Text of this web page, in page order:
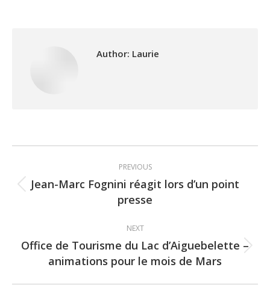
Author: Laurie
navigation
PREVIOUS
Previous
post:
Jean-Marc Fognini réagit lors d’un point
presse
NEXT
Next
post:
Office de Tourisme du Lac d’Aiguebelette –
animations pour le mois de Mars